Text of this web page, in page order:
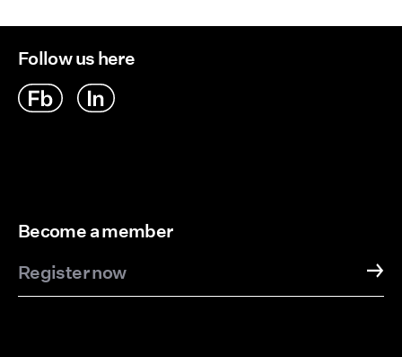
Follow us here
Become a member
Register now